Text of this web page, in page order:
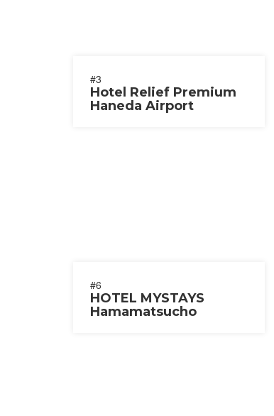
#3
Hotel Relief Premium
Haneda Airport
#6
HOTEL MYSTAYS
Hamamatsucho